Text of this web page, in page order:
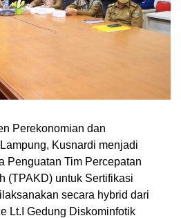
Perekonomian dan
Kusnardi menjadi
Penguatan Tim Percepatan
(TPAKD) untuk Sertifikasi
secara hybrid dari
Lt.I Gedung Diskominfotik